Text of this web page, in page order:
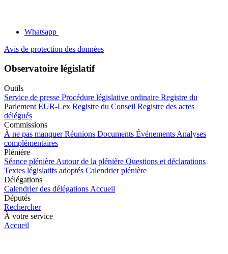
Whatsapp
Avis de protection des données
Observatoire législatif
Outils
Service de presse Procédure législative ordinaire Registre du
Parlement EUR-Lex Registre du Conseil Registre des actes
délégués
Commissions
À ne pas manquer Réunions Documents Événements Analyses
complémentaires
Plénière
Séance plénière Autour de la plénière Questions et déclarations
Textes législatifs adoptés Calendrier plénière
Délégations
Calendrier des délégations Accueil
Députés
Rechercher
À votre service
Accueil